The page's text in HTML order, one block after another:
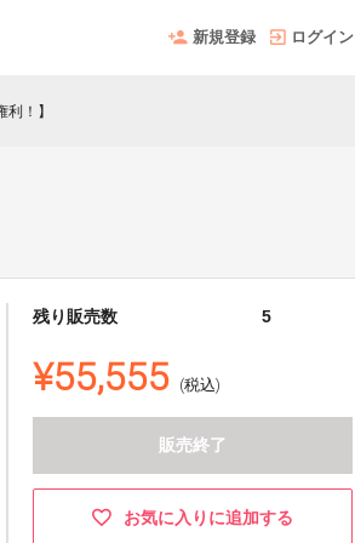
新規登録 ログイン
！】
残り販売数 5
¥55,555 (税込)
販売終了
お気に入りに追加する